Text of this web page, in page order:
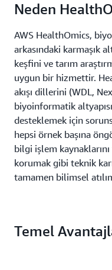
Neden
AWS HealthOmics,
arkasındaki karmaşık
keşfini ve tarım
uygun bir hizmettir.
akışı dillerini (WDL,
biyoinformatik
desteklemek için
hepsi örnek başına
bilgi işlem kaynaklarını
korumak gibi teknik
tamamen bilimsel
Temel